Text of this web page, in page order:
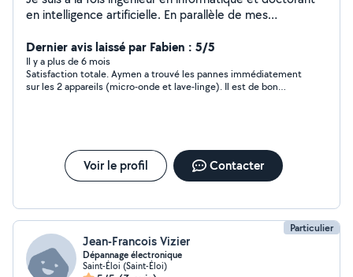
en intelligence artificielle. En parallèle de mes
partiel au sein d'un lycée. Dans ce cadre, j'enseigne les
mathématiques et les sciences informatiques.
Dernier avis laissé par Fabien : 5/5
Il y a plus de 6 mois
Satisfaction totale. Aymen a trouvé les pannes immédiatement
sur les 2 appareils (micro-onde et lave-linge). Il est de bon
Voir le profil Contacter
Particulier
Jean-Francois Vizier
Dépannage électronique
Saint-Éloi (Saint-Éloi)